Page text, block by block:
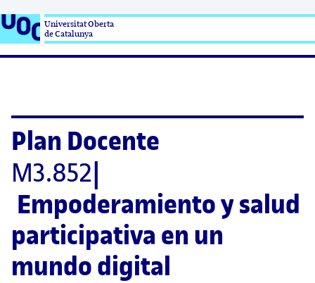
Universitat Oberta
de Catalunya
Plan Docente
M3.852
Empoderamiento y salud
participativa en un
mundo digital